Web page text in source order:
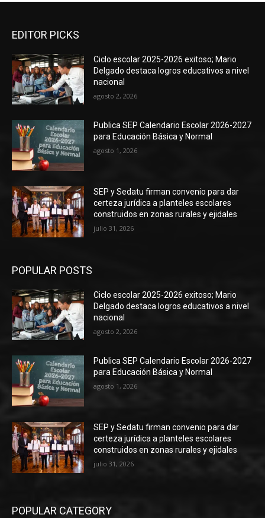
EDITOR PICKS
Ciclo escolar 2025-2026 exitoso; Mario
Delgado destaca logros educativos a nivel
nacional
agosto 2, 2026
Publica SEP Calendario Escolar 2026-2027
para Educación Básica y Normal
agosto 1, 2026
SEP y Sedatu firman convenio para dar
certeza jurídica a planteles escolares
construidos en zonas rurales y ejidales
julio 31, 2026
POPULAR POSTS
Ciclo escolar 2025-2026 exitoso; Mario
Delgado destaca logros educativos a nivel
nacional
agosto 2, 2026
Publica SEP Calendario Escolar 2026-2027
para Educación Básica y Normal
agosto 1, 2026
SEP y Sedatu firman convenio para dar
certeza jurídica a planteles escolares
construidos en zonas rurales y ejidales
julio 31, 2026
POPULAR CATEGORY